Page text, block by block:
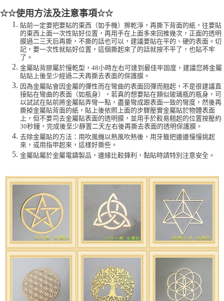
☆☆使用方法及注意事項☆☆
貼前一定要把要貼的東西（如手機）擦乾淨，再撕下背面的紙，往要貼
的東西上面一次性貼好位置，再用手在上面多來回推幾次，正面的透明
膜過二三天后再撕，不撕的話也可以，建議要貼在平的、硬的表面。切
記，要一次性就貼好位置，這個撕起來了的話就按不平了，也貼不牢
了。
金屬貼背膠屬於慢乾型，48小時左右可達到最佳牢固度，建議您將金屬
貼貼上後至少經過二天再撕去表面的保護膜。
因為金屬貼會因金屬的彈性而在彎曲的表面回彈而翹起，不是很建議直
接貼在彎曲的表面（如瓶身），若真的想要貼在類似玻璃瓶的瓶身，可
以試試在貼前將金屬貼弄彎一點，盡量彎成跟表面一致的彎度，然後再
撕掉金屬貼背面的紙，貼上後依照上面的步驟壓實金屬貼於物體表面
上，但不要司去金屬貼表面的透明膜，並用手於較易翹起的位置按壓約
30秒鐘，完成後至少靜置二天左右後再撕去表面的透明保護膜。
去除金屬貼的方法：用吹風機以熱風吹熱後，用牙籤把邊邊慢慢挑起
來，或用指甲起來，這樣好撕些。
金屬貼屬於金屬電鑄製品，邊緣比較鋒利，黏貼時請特別注意安全。